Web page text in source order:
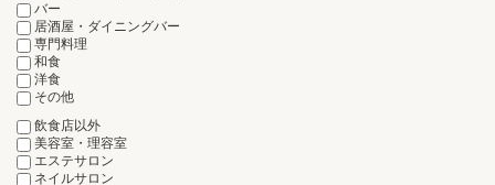
バー
居酒屋・ダイニングバー
専門料理
和食
洋食
その他
飲食店以外
美容室・理容室
エステサロン
ネイルサロン